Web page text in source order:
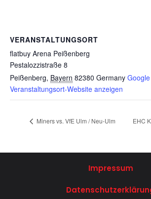
VERANSTALTUNGSORT
flatbuy Arena Peißenberg
Pestalozzistraße 8
Peißenberg, Bayern 82380 Germany
Veranstaltungsort-Website anzeigen
Miners vs. VfE Ulm / Neu-Ulm EHC
Impressum